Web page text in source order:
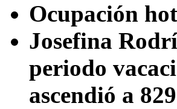
Ocupación
Josefina
periodo
ascendió a